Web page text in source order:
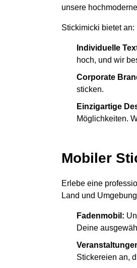
unsere
Stickimicki bietet an:
Individuelle
hoch, und wir
Corporate
sticken.
Einzigartige
Möglichkeiten.
Mobiler
Erlebe eine
Land und
Fadenmobil:
Deine
Stickereien an,